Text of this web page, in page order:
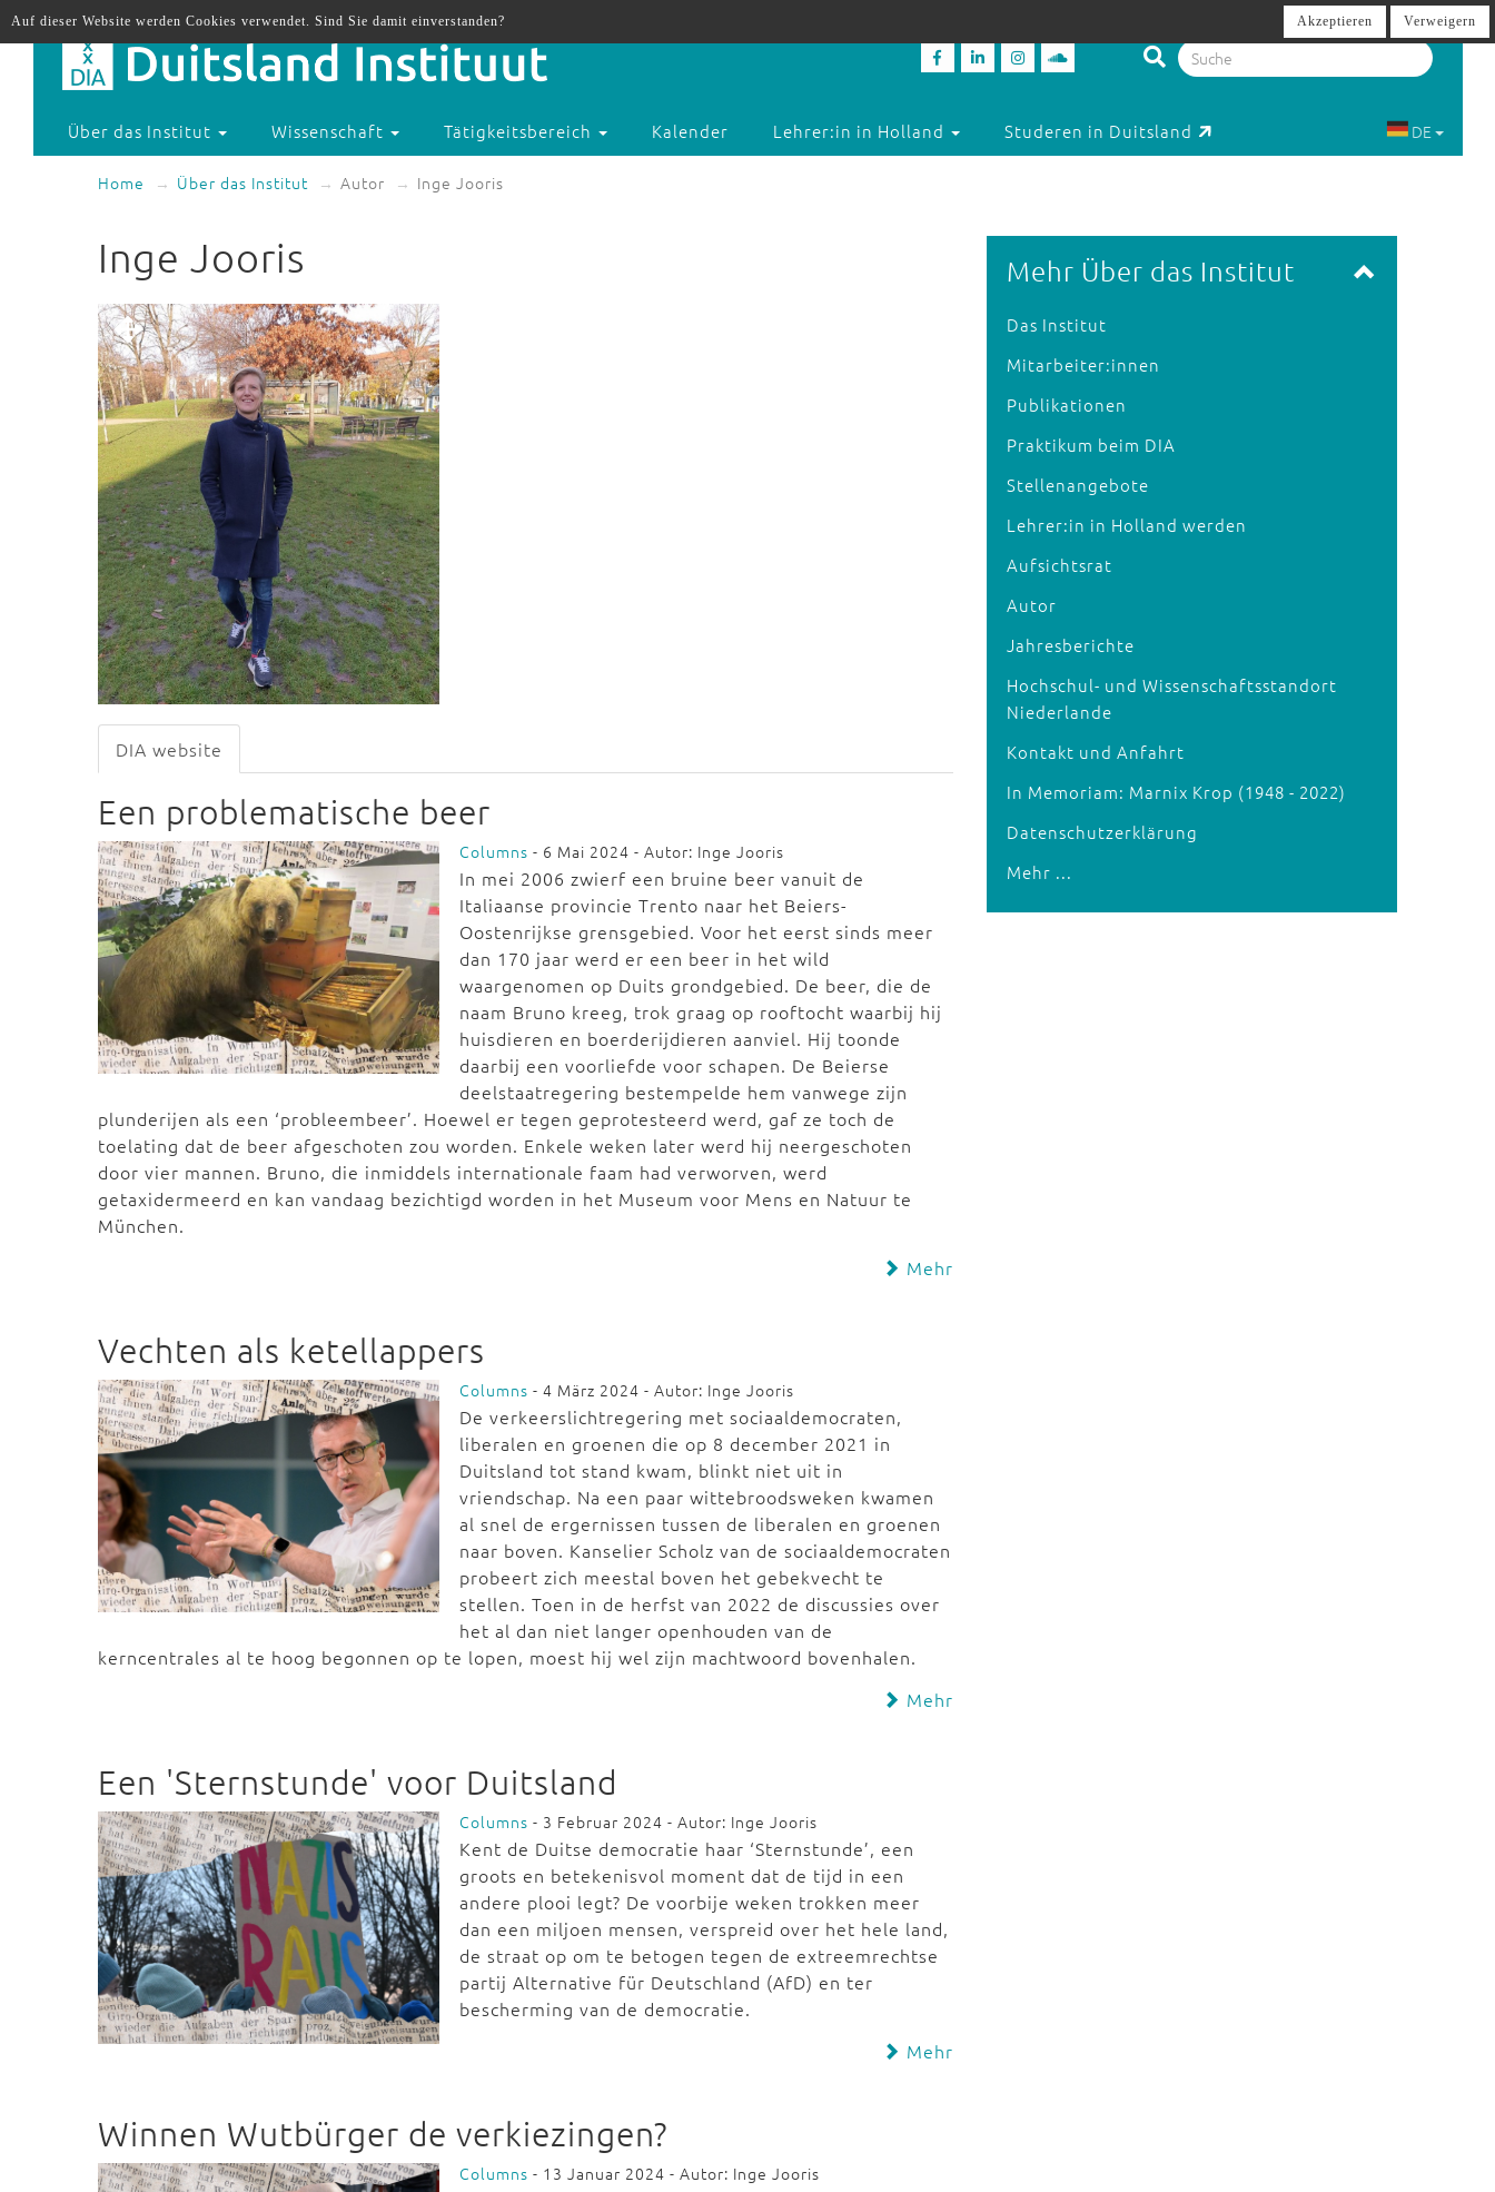
Über das Institut Wissenschaft Tätigkeitsbereich Kalender Lehrer:in in Holland Studeren in Duitsland DE
Home Über das Institut Autor Inge Jooris
Inge Jooris
DIA website
Een problematische beer
Columns - 6 Mai 2024 - Autor: Inge Jooris
In mei 2006 zwierf een bruine beer vanuit de
Italiaanse provincie Trento naar het Beiers-
Oostenrijkse grensgebied. Voor het eerst sinds meer
dan 170 jaar werd er een beer in het wild
waargenomen op Duits grondgebied. De beer, die de
naam Bruno kreeg, trok graag op rooftocht waarbij hij
huisdieren en boerderijdieren aanviel. Hij toonde
daarbij een voorliefde voor schapen. De Beierse
deelstaatregering bestempelde hem vanwege zijn
plunderijen als een ‘probleembeer’. Hoewel er tegen geprotesteerd werd, gaf ze toch de
toelating dat de beer afgeschoten zou worden. Enkele weken later werd hij neergeschoten
door vier mannen. Bruno, die inmiddels internationale faam had verworven, werd
getaxidermeerd en kan vandaag bezichtigd worden in het Museum voor Mens en Natuur te
München.
Mehr
Vechten als ketellappers
Columns - 4 März 2024 - Autor: Inge Jooris
De verkeerslichtregering met sociaaldemocraten,
liberalen en groenen die op 8 december 2021 in
Duitsland tot stand kwam, blinkt niet uit in
vriendschap. Na een paar wittebroodsweken kwamen
al snel de ergernissen tussen de liberalen en groenen
naar boven. Kanselier Scholz van de sociaaldemocraten
probeert zich meestal boven het gebekvecht te
stellen. Toen in de herfst van 2022 de discussies over
het al dan niet langer openhouden van de
kerncentrales al te hoog begonnen op te lopen, moest hij wel zijn machtwoord bovenhalen.
Mehr
Een 'Sternstunde' voor Duitsland
Columns - 3 Februar 2024 - Autor: Inge Jooris
Kent de Duitse democratie haar ‘Sternstunde’, een
groots en betekenisvol moment dat de tijd in een
andere plooi legt? De voorbije weken trokken meer
dan een miljoen mensen, verspreid over het hele land,
de straat op om te betogen tegen de extreemrechtse
partij Alternative für Deutschland (AfD) en ter
bescherming van de democratie.
Mehr
Winnen Wutbürger de verkiezingen?
Columns - 13 Januar 2024 - Autor: Inge Jooris
Mehr Über das Institut
Das Institut
Mitarbeiter:innen
Publikationen
Praktikum beim DIA
Stellenangebote
Lehrer:in in Holland werden
Aufsichtsrat
Autor
Jahresberichte
Hochschul- und Wissenschaftsstandort
Niederlande
Kontakt und Anfahrt
In Memoriam: Marnix Krop (1948 - 2022)
Datenschutzerklärung
Mehr ...
Auf dieser Website werden Cookies verwendet. Sind Sie damit einverstanden? Akzeptieren Verweigern